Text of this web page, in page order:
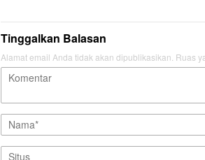
Tinggalkan Balasan
Alamat email Anda tidak akan dipublikasikan. Ruas